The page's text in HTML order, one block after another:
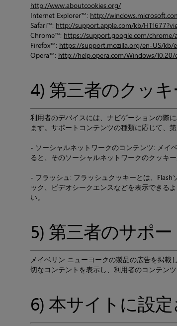
http://www.aboutcookies.org/
Internet Explorer™: http://
Safari™: http://support.apple.com/kb/
Chrome™: https://support.google.com/chrome/
Firefox™: https://support.mozilla.org/en-US/kb/
Opera™: http://help.opera.com/Windows/
4) 第三者のクッ
利用者のデバイスには、ナビゲーションの際
ます。サポートコンテンツの種類に応じて、
- ソーシャルネットワークのコンテンツ: メイ
ると、そのソーシャルネットワークのクッキ
- フラッシュ: フラッシュクッキーとは、
ック、ビデオシークエンスなどを表示できる
い。
5) 第三者のサポ
メイベリン ニューヨークの製品の広告を掲
切なコンテントを表示し、利用者のコンテン
6) 本サイトに設